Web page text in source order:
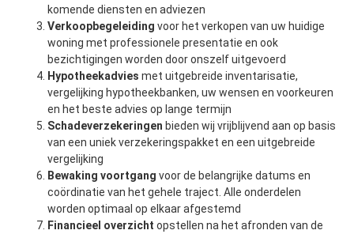
komende diensten en adviezen
Verkoopbegeleiding voor het verkopen van uw huidige
woning met professionele presentatie en ook
bezichtigingen worden door onszelf uitgevoerd
Hypotheekadvies met uitgebreide inventarisatie,
vergelijking hypotheekbanken, uw wensen en voorkeuren
en het beste advies op lange termijn
Schadeverzekeringen bieden wij vrijblijvend aan op basis
van een uniek verzekeringspakket en een uitgebreide
vergelijking
Bewaking voortgang voor de belangrijke datums en
coördinatie van het gehele traject. Alle onderdelen
worden optimaal op elkaar afgestemd
Financieel overzicht opstellen na het afronden van de